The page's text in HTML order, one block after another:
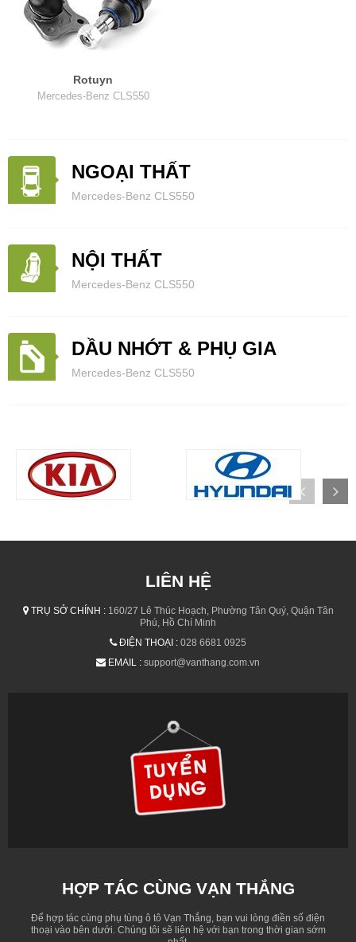
Rotuyn
Mercedes-Benz CLS550
NGOẠI THẤT
Mercedes-Benz CLS550
NỘI THẤT
Mercedes-Benz CLS550
DẦU NHỚT & PHỤ GIA
Mercedes-Benz CLS550
LIÊN HỆ
TRỤ SỞ CHÍNH :160/27 Lê Thúc Hoạch, Phường Tân Quý, Quận Tân
Phú, Hồ Chí Minh
ĐIỆN THOẠI : 028 6681 0925
EMAIL : support@vanthang.com.vn
HỢP TÁC CÙNG VẠN THẮNG
Để hợp tác cùng phụ tùng ô tô Vạn Thắng, bạn vui lòng điền số điện
thoại vào bên dưới. Chúng tôi sẽ liên hệ với bạn trong thời gian sớm